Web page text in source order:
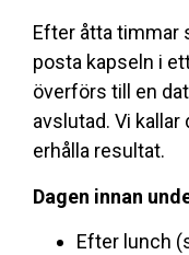
Efter åtta timmar
posta kapseln i
överförs till en
avslutad. Vi
erhålla resultat.
Dagen innan
Efter lunch